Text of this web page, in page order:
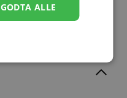
GODTA ALLE